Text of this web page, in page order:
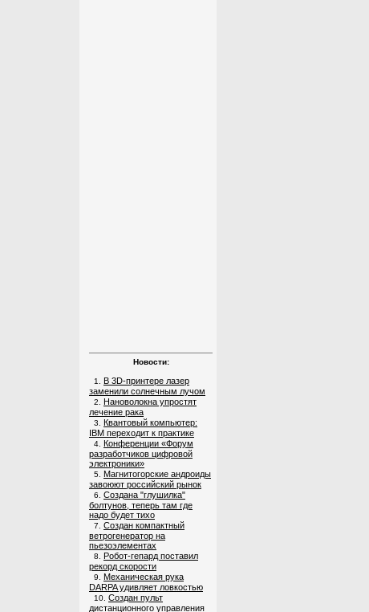
Новости:
1. В 3D-принтере лазер
заменили солнечным лучом
2. Нановолокна упростят
лечение рака
3. Квантовый компьютер:
IBM переходит к практике
4. Конференции «Форум
разработчиков цифровой
электроники»
5. Магнитогорские андроиды
завоюют российский рынок
6. Создана "глушилка"
болтунов, теперь там где
надо будет тихо
7. Создан компактный
ветрогенератор на
пьезоэлементах
8. Робот-гепард поставил
рекорд скорости
9. Механическая рука
DARPA удивляет ловкостью
10. Создан пульт
дистанционного управления